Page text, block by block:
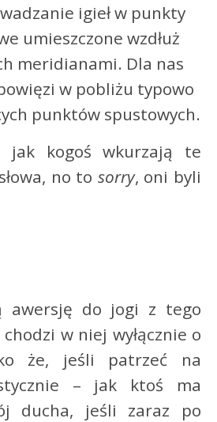
igieł w punkty
umieszczone wzdłuż
meridianami. Dla nas
w pobliżu typowo
punktów spustowych.
jak kogoś wkurzają te
no to sorry, oni byli
awersję do jogi z tego
w niej wyłącznie o
że, jeśli patrzeć na
– jak ktoś ma
ducha, jeśli zaraz po